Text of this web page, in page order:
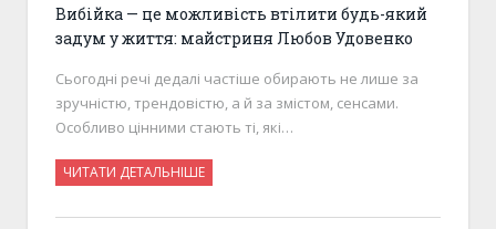
Вибійка — це можливість втілити будь-який
задум у життя: майстриня Любов Удовенко
Сьогодні речі дедалі частіше обирають не лише за
зручністю, трендовістю, а й за змістом, сенсами.
Особливо цінними стають ті, які…
ЧИТАТИ ДЕТАЛЬНІШЕ